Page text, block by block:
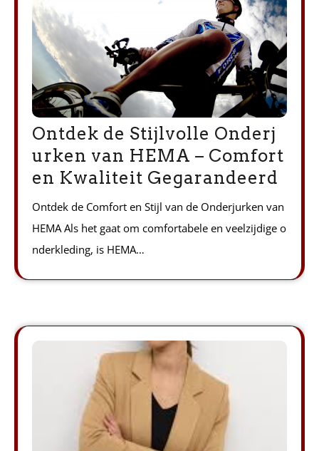
Ontdek de Stijlvolle Onderj
urken van HEMA – Comfort
en Kwaliteit Gegarandeerd
Ontdek de Comfort en Stijl van de Onderjurken van
HEMA Als het gaat om comfortabele en veelzijdige o
nderkleding, is HEMA…